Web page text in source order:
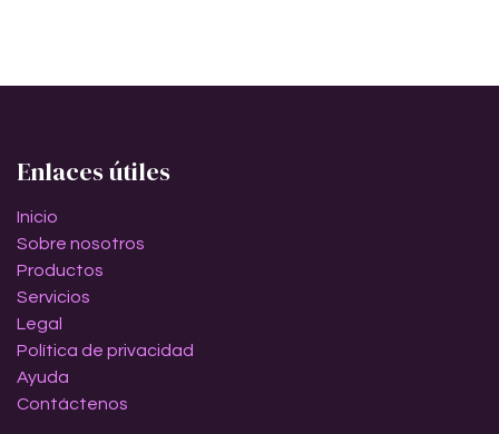
Enlaces útiles
Inicio
Sobre nosotros
Productos
Servicios
Legal
Política de privacidad
Ayuda
Contáctenos